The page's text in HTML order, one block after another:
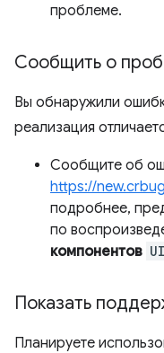
проблеме.
Сообщить о
Вы обнаружили
реализация
Сообщите об
https://
подробнее,
по
компонентов
Показать
Планируете